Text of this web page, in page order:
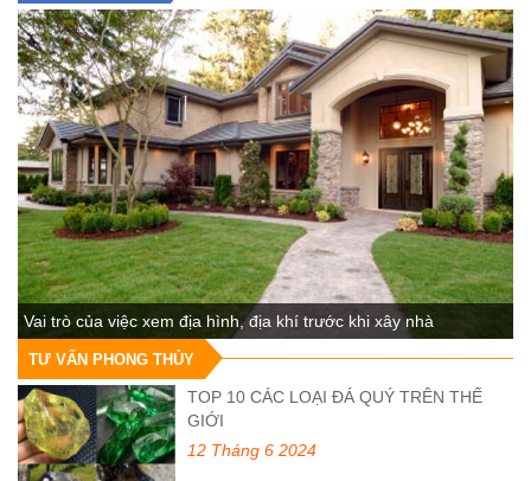
Vai trò của việc xem địa hình, địa khí trước khi xây nhà
TƯ VẤN PHONG THỦY
TOP 10 CÁC LOẠI ĐÁ QUÝ TRÊN THẾ
GIỚI
12 Tháng 6 2024